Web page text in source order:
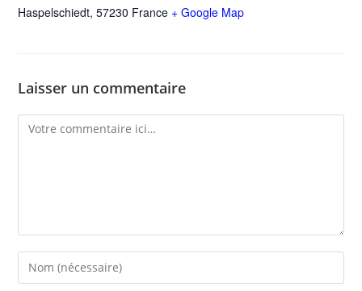
Haspelschiedt, 57230 France + Google Map
Laisser un commentaire